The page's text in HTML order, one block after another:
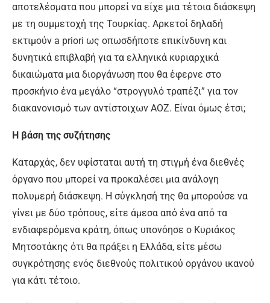
αποτελέσματα που μπορεί να είχε μια τέτοια διάσκεψη
με τη συμμετοχή της Τουρκίας. Αρκετοί δηλαδή
εκτιμούν a priori ως οπωσδήποτε επικίνδυνη και
δυνητικά επιβλαβή για τα ελληνικά κυριαρχικά
δικαιώματα μια διοργάνωση που θα έφερνε στο
προσκήνιο ένα μεγάλο “στρογγυλό τραπέζι” για τον
διακανονισμό των αντίστοιχων ΑΟΖ. Είναι όμως έτσι;
Η βάση της συζήτησης
Καταρχάς, δεν υφίσταται αυτή τη στιγμή ένα διεθνές
όργανο που μπορεί να προκαλέσει μια ανάλογη
πολυμερή διάσκεψη. Η σύγκλησή της θα μπορούσε να
γίνει με δύο τρόπους, είτε άμεσα από ένα από τα
ενδιαφερόμενα κράτη, όπως υπονόησε ο Κυριάκος
Μητσοτάκης ότι θα πράξει η Ελλάδα, είτε μέσω
συγκρότησης ενός διεθνούς πολιτικού οργάνου ικανού
για κάτι τέτοιο.